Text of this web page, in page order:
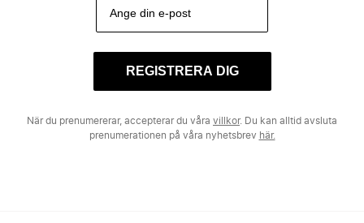
REGISTRERA DIG
När du prenumererar, accepterar du våra villkor. Du kan alltid avsluta
prenumerationen på våra nyhetsbrev här.